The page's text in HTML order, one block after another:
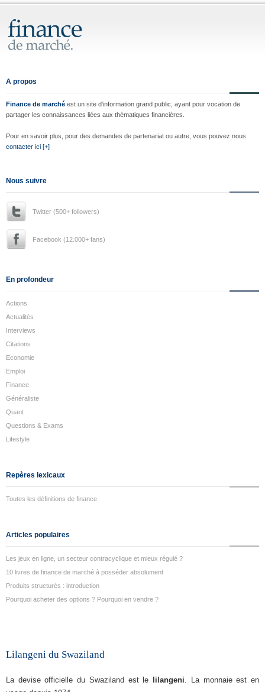
A propos
Finance de marché est un site d'information grand public, ayant pour vocation de
partager les connaissances liées aux thématiques financières.
Pour en savoir plus, pour des demandes de partenariat ou autre, vous pouvez nous
contacter ici [+]
Nous suivre
Twitter (500+ followers)
Facebook (12.000+ fans)
En profondeur
Actions
Actualités
Interviews
Citations
Economie
Emploi
Finance
Généraliste
Quant
Questions & Exams
Lifestyle
Repères lexicaux
Toutes les définitions de finance
Articles populaires
Les jeux en ligne, un secteur contracyclique et mieux régulé ?
10 livres de finance de marché à posséder absolument
Produits structurés : introduction
Pourquoi acheter des options ? Pourquoi en vendre ?
Lilangeni du Swaziland
La devise officielle du Swaziland est le lilangeni. La monnaie est en